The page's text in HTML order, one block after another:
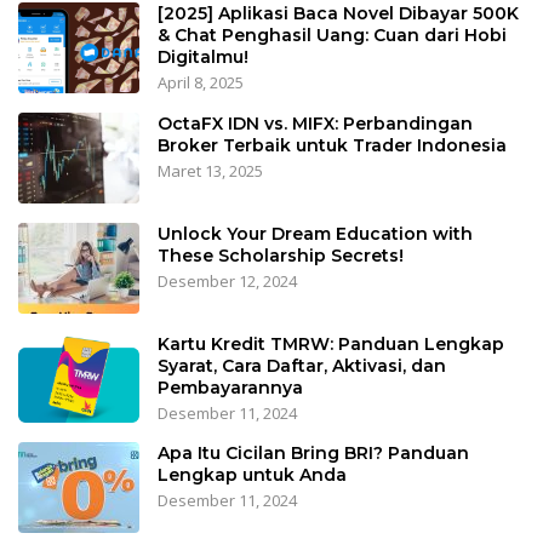
[2025] Aplikasi Baca Novel Dibayar 500K
& Chat Penghasil Uang: Cuan dari Hobi
Digitalmu!
April 8, 2025
OctaFX IDN vs. MIFX: Perbandingan
Broker Terbaik untuk Trader Indonesia
Maret 13, 2025
Unlock Your Dream Education with
These Scholarship Secrets!
Desember 12, 2024
Kartu Kredit TMRW: Panduan Lengkap
Syarat, Cara Daftar, Aktivasi, dan
Pembayarannya
Desember 11, 2024
Apa Itu Cicilan Bring BRI? Panduan
Lengkap untuk Anda
Desember 11, 2024